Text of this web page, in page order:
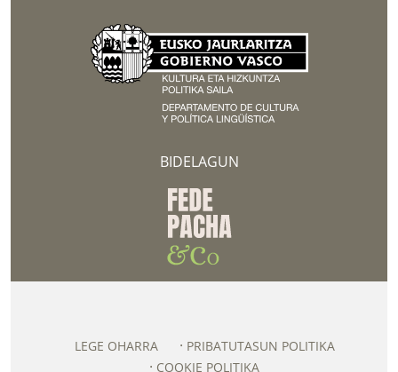
BIDELAGUN
LEGE OHARRA
PRIBATUTASUN POLITIKA
COOKIE POLITIKA